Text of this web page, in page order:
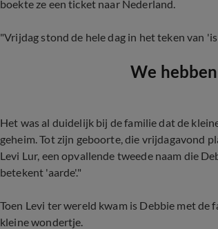
boekte ze een ticket naar Nederland.
"Vrijdag stond de hele dag in het teken van
We
Het was al duidelijk bij de familie dat de
geheim. Tot zijn geboorte, die vrijdagavond
Levi Lur, een opvallende tweede naam die
betekent 'aarde'."
Toen Levi ter wereld kwam is Debbie met
kleine wondertje.